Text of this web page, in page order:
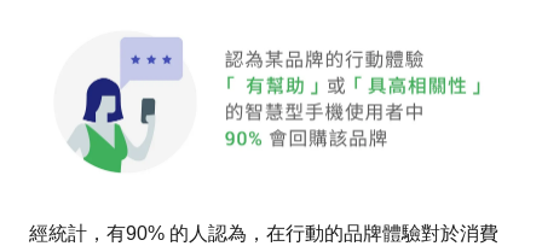
經統計，有90% 的人認為，在行動的品牌體驗對於消費